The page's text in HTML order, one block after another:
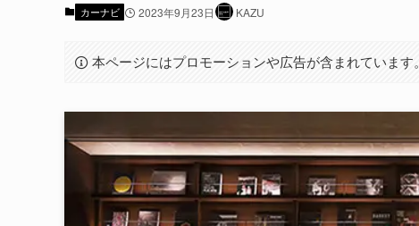
カーナビ 2023年9月23日 KAZU
本ページにはプロモーションや広告が含まれています。